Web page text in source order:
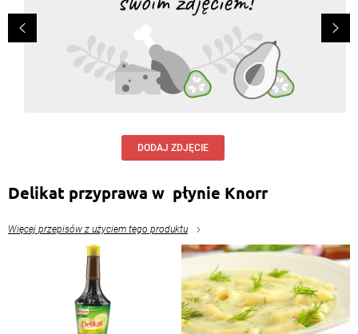
DODAJ ZDJĘCIE
Delikat przyprawa w płynie Knorr
Więcej przepisów z użyciem tego produktu